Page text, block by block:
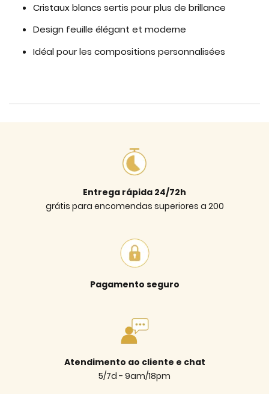
Cristaux blancs sertis pour plus de brillance
Design feuille élégant et moderne
Idéal pour les compositions personnalisées
Entrega rápida 24/72h
grátis para encomendas superiores a 200
Pagamento seguro
Atendimento ao cliente e chat
5/7d - 9am/18pm